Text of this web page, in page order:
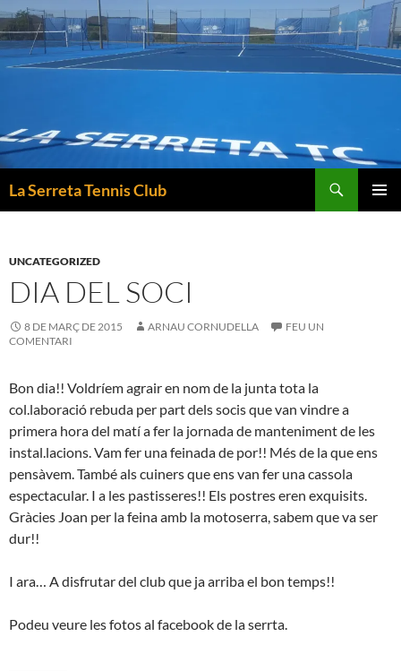
Vés
al
contingut
La Serreta Tennis Club
UNCATEGORIZED
DIA DEL SOCI
8 DE MARÇ DE 2015 ARNAU CORNUDELLA
FEU UN
COMENTARI
Bon dia!! Voldríem agrair en nom de la junta tota la
col.laboració rebuda per part dels socis que van vindre a
primera hora del matí a fer la jornada de manteniment de les
instal.lacions. Vam fer una feinada de por!! Més de la que ens
pensàvem. També als cuiners que ens van fer una cassola
espectacular. I a les pastisseres!! Els postres eren exquisits.
Gràcies Joan per la feina amb la motoserra, sabem que va ser
dur!!
I ara… A disfrutar del club que ja arriba el bon temps!!
Podeu veure les fotos al facebook de la serrta.